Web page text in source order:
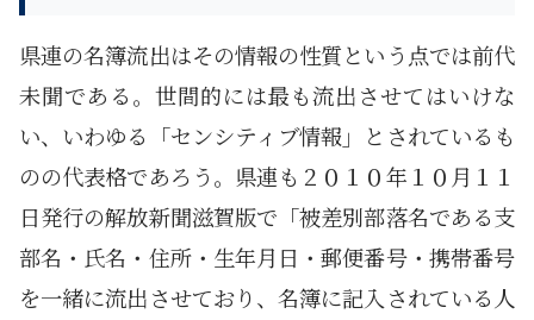
県連の名簿流出はその情報の性質という点では前代
未聞である。世間的には最も流出させてはいけな
い、いわゆる「センシティブ情報」とされているも
のの代表格であろう。県連も２０１０年１０月１１
日発行の解放新聞滋賀版で「被差別部落名である支
部名・氏名・住所・生年月日・郵便番号・携帯番号
を一緒に流出させており、名簿に記入されている人